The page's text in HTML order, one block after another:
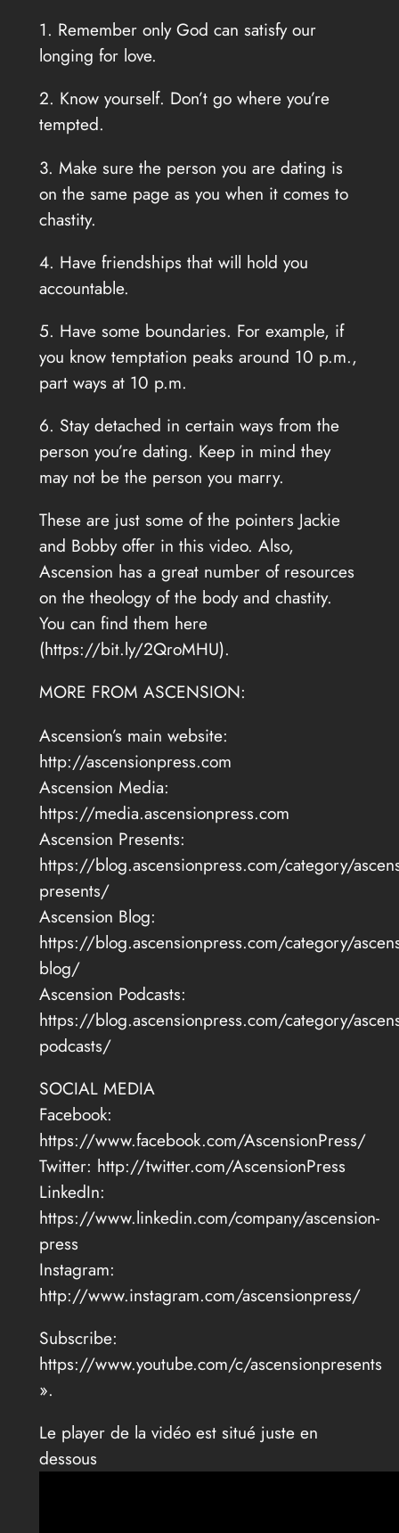
1. Remember only God can satisfy our
longing for love.
2. Know yourself. Don’t go where you’re
tempted.
3. Make sure the person you are dating is
on the same page as you when it comes to
chastity.
4. Have friendships that will hold you
accountable.
5. Have some boundaries. For example, if
you know temptation peaks around 10 p.m.,
part ways at 10 p.m.
6. Stay detached in certain ways from the
person you’re dating. Keep in mind they
may not be the person you marry.
These are just some of the pointers Jackie
and Bobby offer in this video. Also,
Ascension has a great number of resources
on the theology of the body and chastity.
You can find them here
(https://bit.ly/2QroMHU).
MORE FROM ASCENSION:
Ascension’s main website:
http://ascensionpress.com
Ascension Media:
https://media.ascensionpress.com
Ascension Presents:
https://blog.ascensionpress.com/category/
presents/
Ascension Blog:
https://blog.ascensionpress.com/category/
blog/
Ascension Podcasts:
https://blog.ascensionpress.com/category/
podcasts/
SOCIAL MEDIA
Facebook:
https://www.facebook.com/AscensionPress/
Twitter: http://twitter.com/AscensionPress
LinkedIn:
https://www.linkedin.com/company/ascension-
press
Instagram:
http://www.instagram.com/ascensionpress/
Subscribe:
https://www.youtube.com/c/ascensionpresents
».
Le player de la vidéo est situé juste en
dessous